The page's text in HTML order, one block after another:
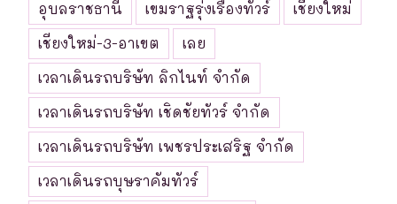
อุบลราชธานี
เขมราฐรุ่งเรืองทัวร์
เชียงใหม่
เชียงใหม่-3-อาเขต
เลย
เวลาเดินรถบริษัท ลิกไนท์ จำกัด
เวลาเดินรถบริษัท เชิดชัยทัวร์ จำกัด
เวลาเดินรถบริษัท เพชรประเสริฐ จำกัด
เวลาเดินรถบุษราคัมทัวร์